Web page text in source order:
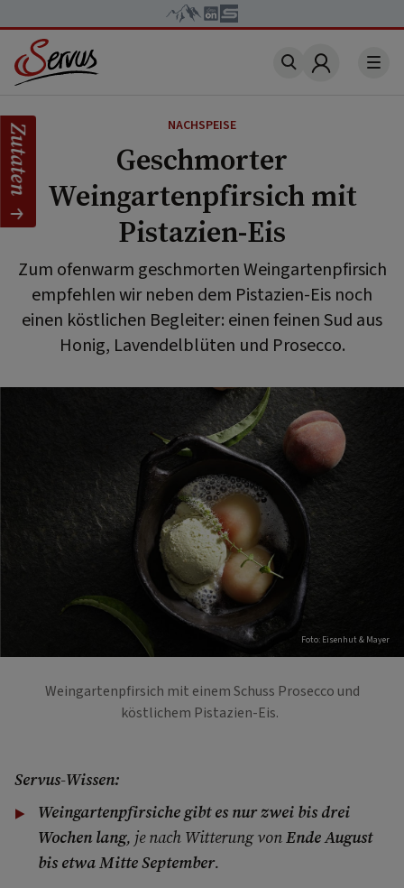
Account
NACHSPEISE
Geschmorter
Weingartenpfirsich mit
Pistazien-Eis
Zum ofenwarm geschmorten Weingartenpfirsich
empfehlen wir neben dem Pistazien-Eis noch
einen köstlichen Begleiter: einen feinen Sud aus
Honig, Lavendelblüten und Prosecco.
Foto: Eisenhut & Mayer
Weingartenpfirsich mit einem Schuss Prosecco und
köstlichem Pistazien-Eis.
Servus-Wissen:
Weingartenpfirsiche gibt es nur zwei bis drei
Wochen lang, je nach Witterung vonEnde August
bis etwa Mitte September.
Zutaten